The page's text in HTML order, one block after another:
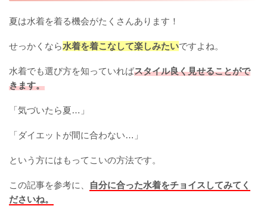
夏は水着を着る機会がたくさんあります！
せっかくなら水着を着こなして楽しみたいですよね。
水着でも選び方を知っていればスタイル良く見せることがで
きます。
「気づいたら夏…」
「ダイエットが間に合わない…」
という方にはもってこいの方法です。
この記事を参考に、
自分に合った水着をチョイスしてみてく
ださいね。